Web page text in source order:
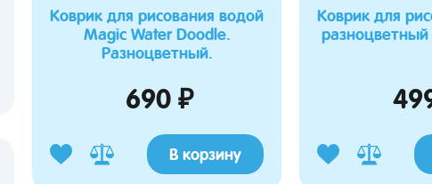
Коврик для рисования водой
Magic Water Doodle.
Разноцветный.
690 ₽
В корзину
Коврик для